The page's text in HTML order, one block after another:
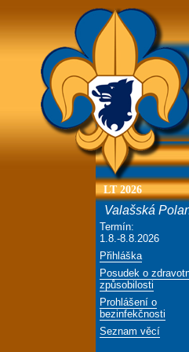
LT 2026
Valašská
Termín:
1.8.-8.8.2026
Přihláška
Posudek o
způsobilosti
Prohlášení o
bezinfekčnosti
Seznam věcí